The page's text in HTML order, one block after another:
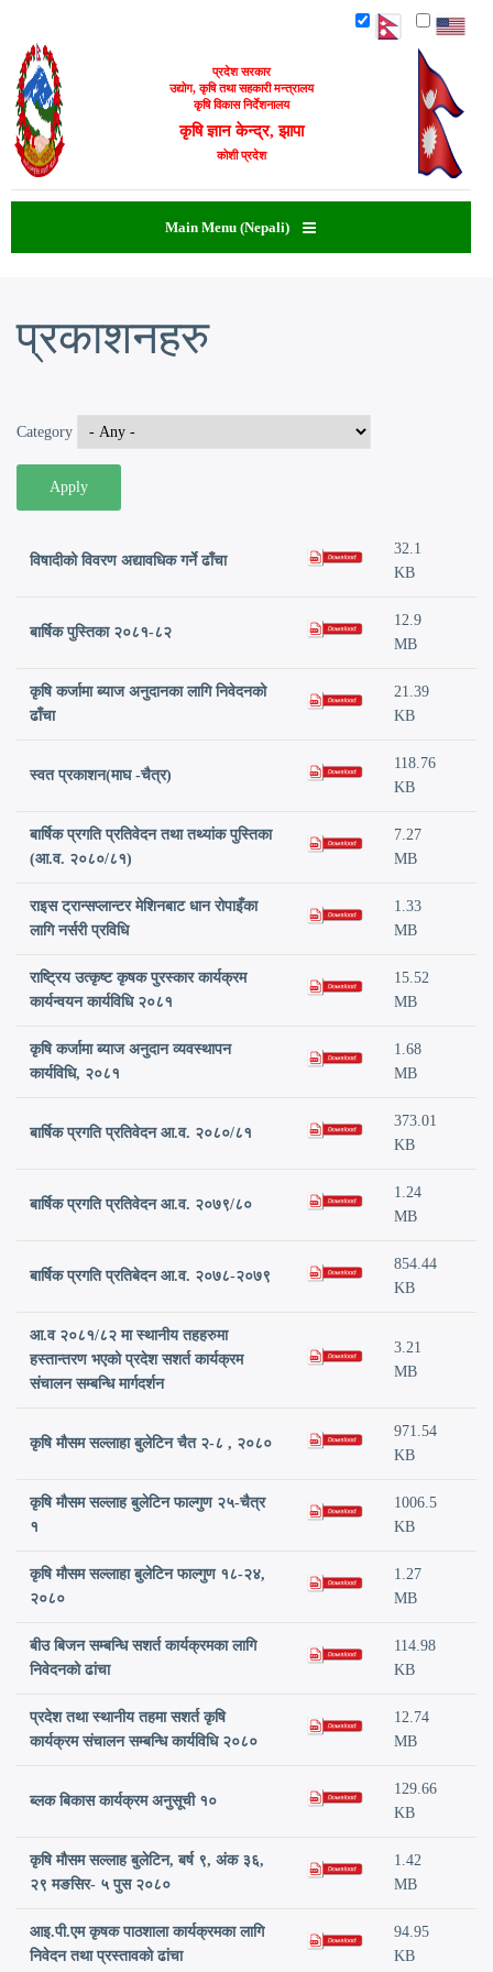
main
content
प्रदेश सरकार
उद्योग, कृषि तथा सहकारी मन्त्रालय
कृषि विकास निर्देशनालय
कृषि ज्ञान केन्द्र, झापा
कोशी प्रदेश
Main Menu (Nepali)
प्रकाशनहरु
Category
विषादीको विवरण अद्यावधिक गर्ने ढाँचा
32.1
KB
बार्षिक पुस्तिका २०८१-८२
12.9
MB
कृषि कर्जामा ब्याज अनुदानका लागि निवेदनको
ढाँचा
21.39
KB
स्वत प्रकाशन(माघ -चैत्र)
118.76
KB
बार्षिक प्रगति प्रतिवेदन तथा तथ्यांक पुस्तिका
(आ.व. २०८०/८१)
7.27
MB
राइस ट्रान्सप्लान्टर मेशिनबाट धान रोपाइँका
लागि नर्सरी प्रविधि
1.33
MB
राष्ट्रिय उत्कृष्ट कृषक पुरस्कार कार्यक्रम
कार्यन्वयन कार्यविधि २०८१
15.52
MB
कृषि कर्जामा ब्याज अनुदान व्यवस्थापन
कार्यविधि, २०८१
1.68
MB
बार्षिक प्रगति प्रतिवेदन आ.व. २०८०/८१
373.01
KB
बार्षिक प्रगति प्रतिवेदन आ.व. २०७९/८०
1.24
MB
बार्षिक प्रगति प्रतिबेदन आ.व. २०७८-२०७९
854.44
KB
आ.व २०८१/८२ मा स्थानीय तहहरुमा
हस्तान्तरण भएको प्रदेश सशर्त कार्यक्रम
संचालन सम्बन्धि मार्गदर्शन
3.21
MB
कृषि मौसम सल्लाहा बुलेटिन चैत २-८ , २०८०
971.54
KB
कृषि मौसम सल्लाह बुलेटिन फाल्गुण २५-चैत्र
१
1006.5
KB
कृषि मौसम सल्लाहा बुलेटिन फाल्गुण १८-२४,
२०८०
1.27
MB
बीउ बिजन सम्बन्धि सशर्त कार्यक्रमका लागि
निवेदनको ढांचा
114.98
KB
प्रदेश तथा स्थानीय तहमा सशर्त कृषि
कार्यक्रम संचालन सम्बन्धि कार्यविधि २०८०
12.74
MB
ब्लक बिकास कार्यक्रम अनुसूची १०
129.66
KB
कृषि मौसम सल्लाह बुलेटिन, बर्ष ९, अंक ३६,
२९ मङसिर- ५ पुस २०८०
1.42
MB
आइ.पी.एम कृषक पाठशाला कार्यक्रमका लागि
निवेदन तथा प्रस्तावको ढांचा
94.95
KB